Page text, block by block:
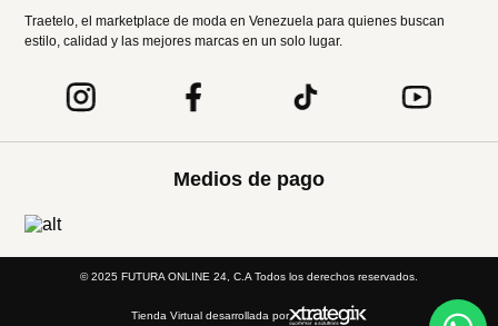
Traetelo, el marketplace de moda en Venezuela para quienes buscan
estilo, calidad y las mejores marcas en un solo lugar.
Medios de pago
© 2025 FUTURA ONLINE 24, C.A Todos los derechos reservados.
Tienda Virtual desarrollada por